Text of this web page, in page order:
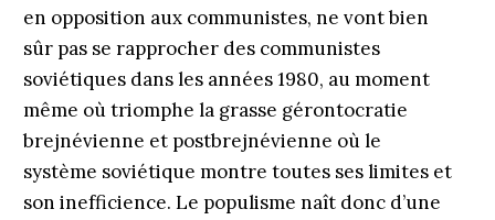
en opposition aux communistes, ne vont bien
sûr pas se rapprocher des communistes
soviétiques dans les années 1980, au moment
même où triomphe la grasse gérontocratie
brejnévienne et postbrejnévienne où le
système soviétique montre toutes ses limites et
son inefficience. Le populisme naît donc d’une